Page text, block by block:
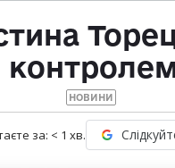
НОВИНИ
за: < 1 хв.